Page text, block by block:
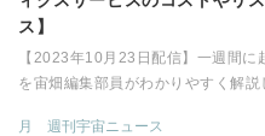
ス】
【2023年10月23日配信】一週間
を宙畑編集部員がわかりやすく解説
月 週刊宇宙ニュース